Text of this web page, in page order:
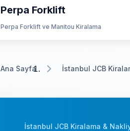
Perpa Forklift
Perpa Forklift ve Manitou Kiralama
Ana Sayfa İstanbul JCB
İstanbul JCB Kiralama &